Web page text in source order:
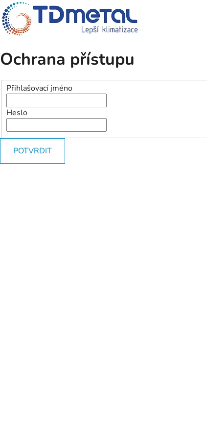
Ochrana přístupu
Přihlašovací jméno
Heslo
POTVRDIT